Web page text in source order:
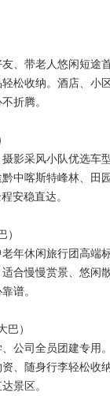
、带老人悠闲短途
松收纳。酒店、小
折腾。
影采风小队优选车
中喀斯特峰林、田
安稳直达。
）
年休闲旅行团高端
合慢慢赏景、悠闲
谱。
巴）
公司全员团建专用
、随身行李轻松收
景区。